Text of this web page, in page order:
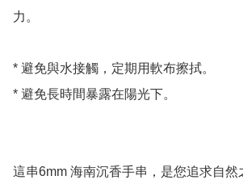
力。
* 避免與水接觸，定期用軟布擦拭。
* 避免長時間暴露在陽光下。
這串6mm 海南沉香手串，是您追求自然